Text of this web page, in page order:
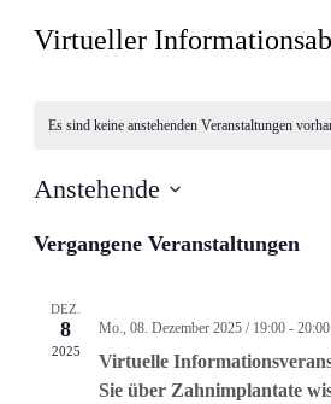
Virtueller
Es sind keine anstehenden Veranstaltungen
Anstehende
wählen.
Vergangene Veranstaltungen
DEZ.
8
2025
Mo., 08. Dezember 2025 / 19:00- 20:00
Virtuelle
Sie über Zahnimplantate